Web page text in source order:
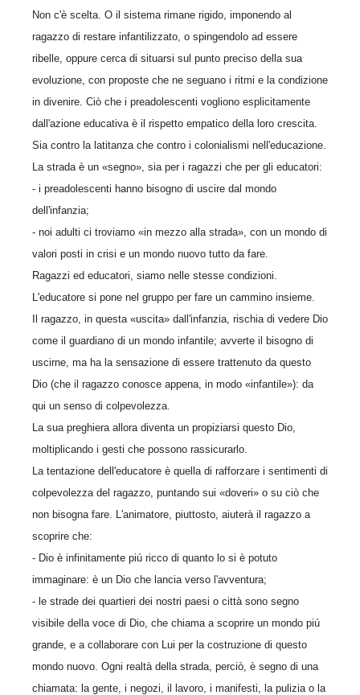
Non c'è scelta. O il sistema rimane rigido, imponendo al
ragazzo di restare infantilizzato, o spingendolo ad essere
ribelle, oppure cerca di situarsi sul punto preciso della sua
evoluzione, con proposte che ne seguano i ritmi e la condizione
in divenire. Ciò che i preadolescenti vogliono esplicitamente
dall'azione educativa è il rispetto empatico della loro crescita.
Sia contro la latitanza che contro i colonialismi nell'educazione.
La strada è un «segno», sia per i ragazzi che per gli educatori:
- i preadolescenti hanno bisogno di uscire dal mondo
dell'infanzia;
- noi adulti ci troviamo «in mezzo alla strada», con un mondo di
valori posti in crisi e un mondo nuovo tutto da fare.
Ragazzi ed educatori, siamo nelle stesse condizioni.
L'educatore si pone nel gruppo per fare un cammino insieme.
Il ragazzo, in questa «uscita» dall'infanzia, rischia di vedere Dio
come il guardiano di un mondo infantile; avverte il bisogno di
uscirne, ma ha la sensazione di essere trattenuto da questo
Dio (che il ragazzo conosce appena, in modo «infantile»): da
qui un senso di colpevolezza.
La sua preghiera allora diventa un propiziarsi questo Dio,
moltiplicando i gesti che possono rassicurarlo.
La tentazione dell'educatore è quella di rafforzare i sentimenti di
colpevolezza del ragazzo, puntando sui «doveri» o su ciò che
non bisogna fare. L'animatore, piuttosto, aiuterà il ragazzo a
scoprire che:
- Dio è infinitamente piú ricco di quanto lo si è potuto
immaginare: è un Dio che lancia verso l'avventura;
- le strade dei quartieri dei nostri paesi o città sono segno
visibile della voce di Dio, che chiama a scoprire un mondo piú
grande, e a collaborare con Lui per la costruzione di questo
mondo nuovo. Ogni realtà della strada, perciò, è segno di una
chiamata: la gente, i negozi, il lavoro, i manifesti, la pulizia o la